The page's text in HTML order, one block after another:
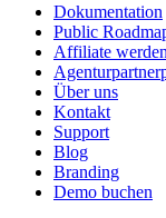
Dokumentation
Public
Affiliate werden
Über uns
Kontakt
Support
Blog
Branding
Demo buchen